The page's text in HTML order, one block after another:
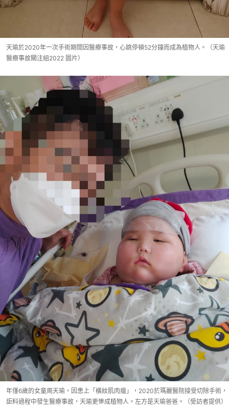
天瑜於2020年一次手術期間因醫療事故，心跳停頓52分鐘而成為植物人。（天瑜
醫療事故關注組2022 圖片）
年僅6歲的女童周天瑜，因患上「橫紋肌肉瘤」，2020於瑪麗醫院接受切除手術，
詎料過程中發生醫療事故，天瑜更慘成植物人。左方是天瑜爸爸。（受訪者提供）